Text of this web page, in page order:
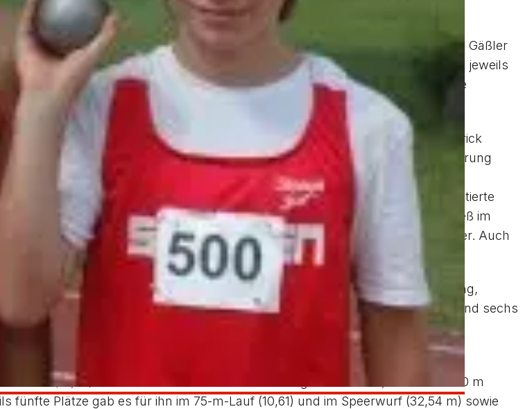
Als Vierter überquerte Marius Gäßler 1,45 m.
5,80 m (bisher 5,75 m), Robin Aichholz mit 5,75 m (zuvor 5,71 m) und Marius Gäßler
m), Christian Müller (Vierter mit 12,51 m) und Max Berger (Fünfter mit 11,97 m) jeweils
zuwege. Mit dem Speer steigerte sich Christian Müller auf 42,08 m und wurde
Platz 6.
12,92 auf beachtliche 12,65 Sekunden, wurde aber dennoch vom Ulmer Patrick
verbuchte er außerdem mit 5,30 m einen dritten und mit 1,64 m im Hochsprung
an den 300 Metern. Mit 42,68 Sekunden wurde er auf Anhieb Vizemeister.
auf 1,70 m und düpierte damit die gesamte Konkurrenz. Er komplettierte
kam noch Platz 4 im Kugelstoßen mit 9,84 m (bislang 9,60 m). Max Wolf ließ im
m im Hochsprung (Dritter) übertraf er seinen Hausrekord um fünf Zentimeter. Auch
Duftmarke.
4 x 75 m. Das erste Team (Moritz Kindel, Jonas Waldenmaier, Pascal Bulling,
Fraidel, Tim Seidel, Markus Gütlin, Marc Aichholz) in 42,21 Sekunden und sechs
Waldenmaier mit 1,46 m den Hochsprungsieg, Vizemeisterschaften im
75 m (10,62). Marcel Schnierer dominierte im Kugelstoß mit 10,72 m. Über 60 m
fünfte Plätze gab es für ihn im 75-m-Lauf (10,61) und im Speerwurf (32,54 m) sowie